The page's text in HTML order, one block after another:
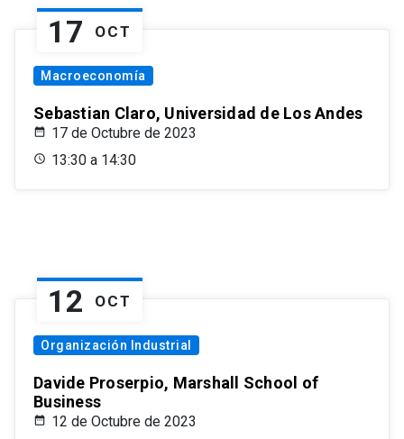
17 OCT
Macroeconomía
Sebastian Claro, Universidad de Los Andes
17 de Octubre de 2023
13:30 a 14:30
12 OCT
Organización Industrial
Davide Proserpio, Marshall School of
Business
12 de Octubre de 2023